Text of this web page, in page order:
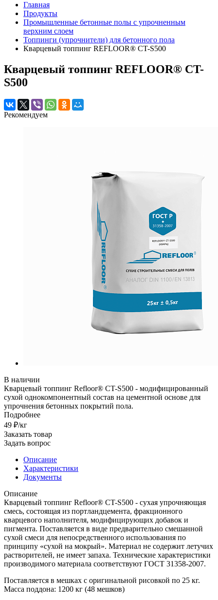
Главная
Продукты
Промышленные бетонные полы с упрочненным
верхним слоем
Топпинги (упрочнители) для бетонного пола
Кварцевый топпинг REFLOOR® CT-S500
Кварцевый топпинг REFLOOR® CT-
S500
Рекомендуем
В наличии
Кварцевый топпинг Refloor® CT-S500 - модифицированный
сухой однокомпонентный состав на цементной основе для
упрочнения бетонных покрытий пола.
Подробнее
49 ₽/кг
Заказать товар
Задать вопрос
Описание
Характеристики
Документы
Описание
Кварцевый топпинг Refloor® CT-S500 - сухая упрочняющая
смесь, состоящая из портландцемента, фракционного
кварцевого наполнителя, модифицирующих добавок и
пигмента. Поставляется в виде предварительно смешанной
сухой смеси для непосредственного использования по
принципу «сухой на мокрый». Материал не содержит летучих
растворителей, не имеет запаха. Технические характеристики
производимого материала соответствуют ГОСТ 31358-2007.
Поставляется в мешках с оригинальной рисовкой по 25 кг.
Масса поддона: 1200 кг (48 мешков)